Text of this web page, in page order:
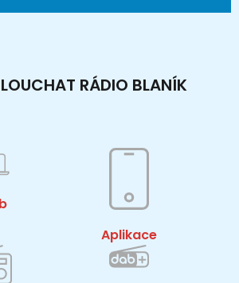
RÁDIO BLANÍK
Aplikace